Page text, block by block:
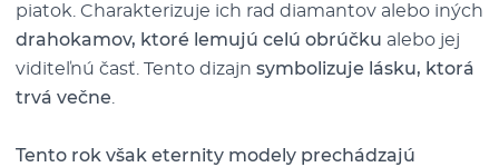
piatok. Charakterizuje ich rad diamantov alebo iných
drahokamov, ktoré lemujú celú obrúčku alebo jej
viditeľnú časť. Tento dizajn symbolizuje lásku, ktorá
trvá večne.
Tento rok však eternity modely prechádzajú